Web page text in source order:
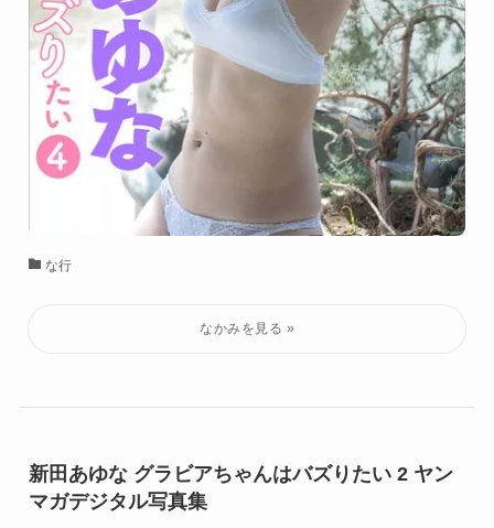
な行
新田あゆな グラビアちゃんはバズりたい 2 ヤン
マガデジタル写真集